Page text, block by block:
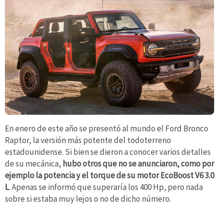
En enero de este año se presentó al mundo el Ford Bronco
Raptor, la versión más potente del todoterreno
estadounidense. Si bien se dieron a conocer varios detalles
de su mecánica, hubo otros que no se anunciaron, como por
ejemplo la potencia y el torque de su motor EcoBoost V6 3.0
L. Apenas se informó que superaría los 400 Hp, pero nada
sobre si estaba muy lejos o no de dicho número.